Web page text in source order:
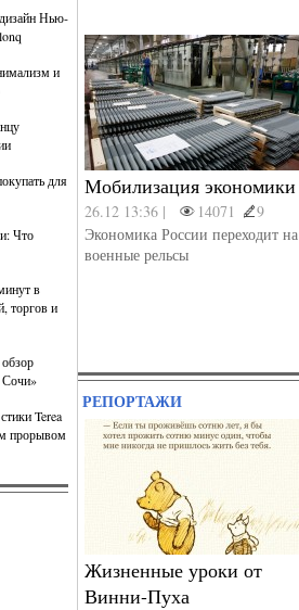
Нью-
и
для
Что
в
торгов и
Сочи»
Terea
прорывом
Мобилизация экономики
26.12 13:36 | 14071
9
Экономика России переходит на
военные рельсы
РЕПОРТАЖИ
Жизненные уроки от
Винни-Пуха